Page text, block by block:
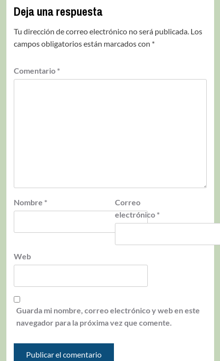
Deja una respuesta
Tu dirección de correo electrónico no será publicada. Los
campos obligatorios están marcados con *
Comentario *
Nombre *
Correo
electrónico *
Web
Guarda mi nombre, correo electrónico y web en este
navegador para la próxima vez que comente.